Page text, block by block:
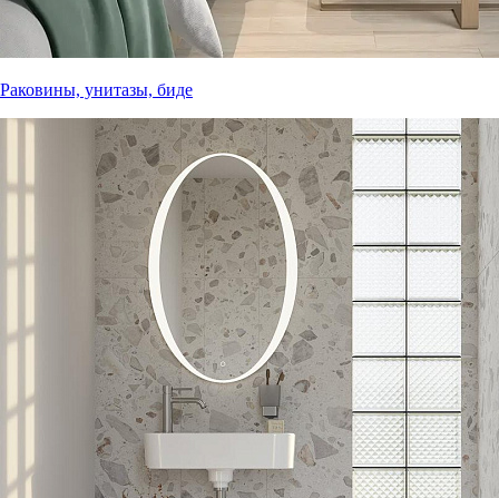
Раковины, унитазы, биде